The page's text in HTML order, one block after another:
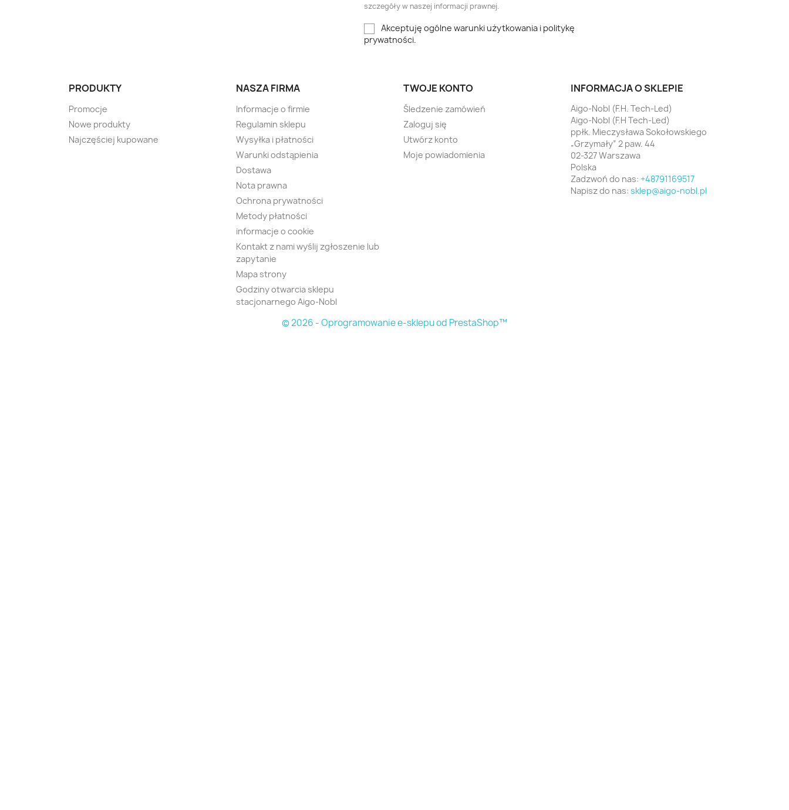
szczegóły w naszej informacji prawnej.
Akceptuję ogólne warunki użytkowania i politykę
prywatności.
PRODUKTY
Promocje
Nowe produkty
Najczęściej kupowane
NASZA FIRMA
Informacje o firmie
Regulamin sklepu
Wysyłka i płatności
Warunki odstąpienia
Dostawa
Nota prawna
Ochrona prywatności
Metody płatności
informacje o cookie
Kontakt z nami wyślij zgłoszenie lub
zapytanie
Mapa strony
Godziny otwarcia sklepu
stacjonarnego Aigo-Nobl
TWOJE KONTO
Śledzenie zamówień
Zaloguj się
Utwórz konto
Moje powiadomienia
INFORMACJA O SKLEPIE
Aigo-Nobl (F.H. Tech-Led)
Aigo-Nobl (F.H Tech-Led)
ppłk. Mieczysława Sokołowskiego
„Grzymały” 2 paw. 44
02-327 Warszawa
Polska
Zadzwoń do nas: +48791169517
Napisz do nas: sklep@aigo-nobl.pl
© 2026 - Oprogramowanie e-sklepu od PrestaShop™